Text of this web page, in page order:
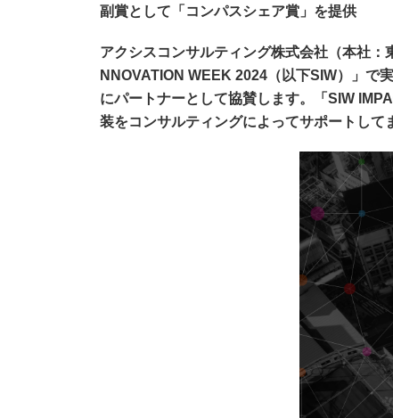
副賞として「コンパスシェア賞」を提供
アクシスコンサルティング株式会社（本社：
NNOVATION WEEK 2024（以下SIW）」で
にパートナーとして協賛します。「SIW
装をコンサルティングによってサポートして